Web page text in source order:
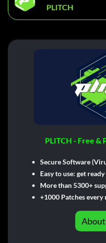
PLITCH
PLITCH - Free &
Secure Software
Easy to use: get
More than 5300+
+1000 Patches
About